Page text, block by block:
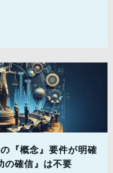
『概念』要件が明確
の確信』は不要